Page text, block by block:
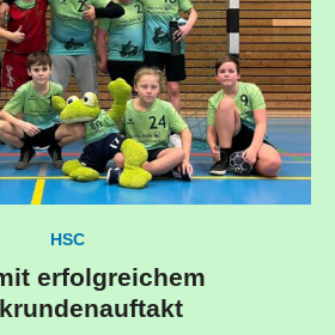
HSC
erfolgreichem